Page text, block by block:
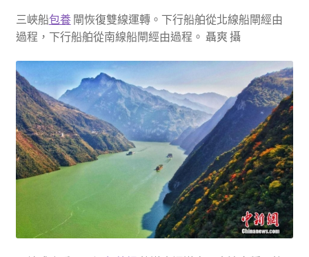
三峽船包養閘恢復雙線運轉。下行船舶從北線船閘經由
過程，下行船舶從南線船閘經由過程。 聶爽 攝